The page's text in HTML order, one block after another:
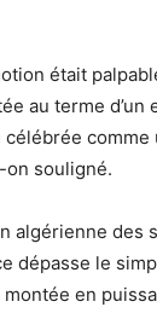
était
au terme
célébrée comme
on souligné.
algérienne des
dépasse le
en